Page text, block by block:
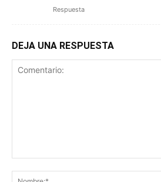
Respuesta
DEJA UNA RESPUESTA